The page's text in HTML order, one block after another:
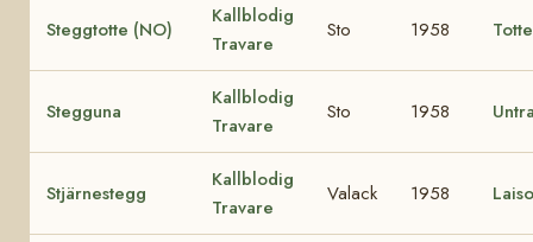
Steggtotte (NO)
Kallblodig
Travare
Sto 1958
Stegguna
Kallblodig
Travare
Sto 1958
Stjärnestegg
Kallblodig
Travare
Valack 1958